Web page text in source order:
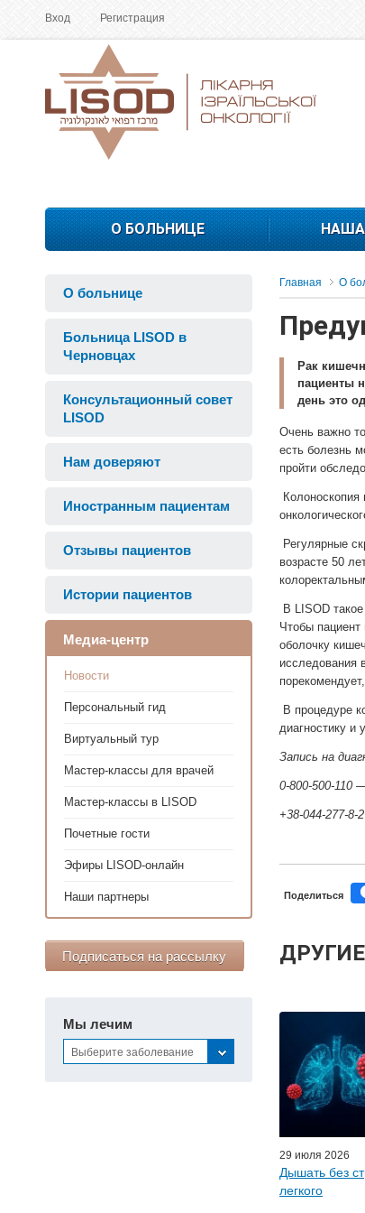
Вход Регистрация
О БОЛЬНИЦЕ
О больнице
Больница LISOD в
Черновцах
Консультационный совет
LISOD
Нам доверяют
Иностранным пациентам
Отзывы пациентов
Истории пациентов
Медиа-центр
Новости
Персональный гид
Виртуальный тур
Мастер-классы для врачей
Мастер-классы в LISOD
Почетные гости
Эфиры LISOD-онлайн
Наши партнеры
Подписаться на рассылку
Мы лечим
Выберите заболевание
Главная О
Рак
пациенты
день это
Очень важно
есть болезнь
пройти
Регулярные
возрасте 50
В LISOD
Чтобы
оболочку
исследования
В процедуре
диагностику и
Запись на
0-800-500-110
+38-044-277-
Поделиться
Мастер-
29 июля 2026
Дышать без
легкого